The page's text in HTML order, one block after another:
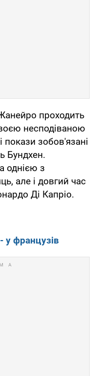
проходить
несподіваною
покази зобов'язані
Бундхен.
однією з
але і довгий час
Ді Капріо.
у французів